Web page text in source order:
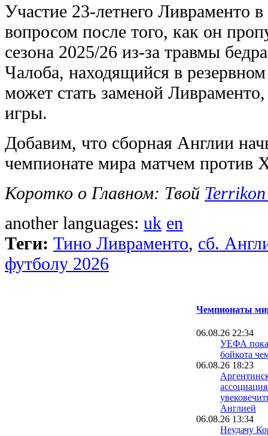
Участие 23-летнего Ливраменто
вопросом после того, как он
сезона 2025/26 из-за травмы
Чалоба, находящийся в
может стать заменой
игры.
Добавим, что сборная Англии
чемпионате мира матчем против
Коротко о Главном: Твой
another languages: uk en
Теги: Тино Ливраменто, сб.
футболу 2026
Чемпионаты
06.08.26 22:34
УЕФА пока
бойкота
06.08.26 18:23
Англией
06.08.26 13:34
Неудачу